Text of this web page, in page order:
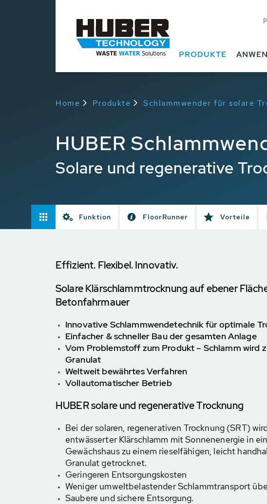
PRODUKTE
Home Produkte Schlammwender für solare
HUBER
Solare und regenerative
Funktion FloorRunner Vorteile
Effizient. Flexibel. Innovativ.
Solare Klärschlammtrocknung auf ebener
Betonfahrmauer
Innovative Schlammwendetechnik für optimale
Einfacher & schneller Bau der gesamten Anlage
Vom Problemstoff zum Produkt – Schlamm wird
Granulat
Weltweit bewährtes Verfahren
Vollautomatischer Betrieb
HUBER solare und regenerative Trocknung
Bei der solaren, regenerativen Trocknung (SRT)
entwässerter Klärschlamm mit Sonnenenergie in
Gewächshaus zu einem rieselfähigen, leicht
Granulat getrocknet.
Geringeren Entsorgungskosten
Weniger umweltbelastender Schlammtransport
Saubere und sichere Entsorgung.